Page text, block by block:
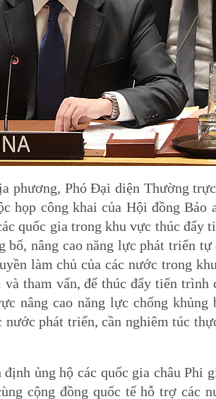
phương, Phó Đại diện Thường
họp công khai của Hội đồng Bảo
quốc gia trong khu vực thúc đẩy
nâng cao năng lực phát triển tự
làm chủ của các nước trong
tham vấn, để thúc đẩy tiến trình
nâng cao năng lực chống khủng
phát triển, cần nghiêm túc
ủng hộ các quốc gia châu Phi
cộng đồng quốc tế hỗ trợ các